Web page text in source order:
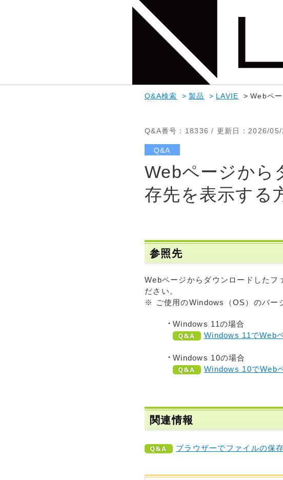
Q&A検索 > 製品 > LAVIE > Webペ
Q&A番号 ：18336 / 更新日 ：2026/
Q&A
Webページから
存先を表示する
参照先
Webページからダウンロードしたフ
ださい。
※ ご使用のWindows（OS）のバー
Windows 11の場合
Windows 11でWeb
Windows 10の場合
Windows 10でWeb
関連情報
ブラウザーでファイルの保